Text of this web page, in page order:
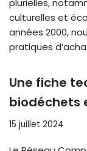
plurielles,
culturelles et
années 2000,
pratiques
Une fiche
biodéchets
15 juillet 2024